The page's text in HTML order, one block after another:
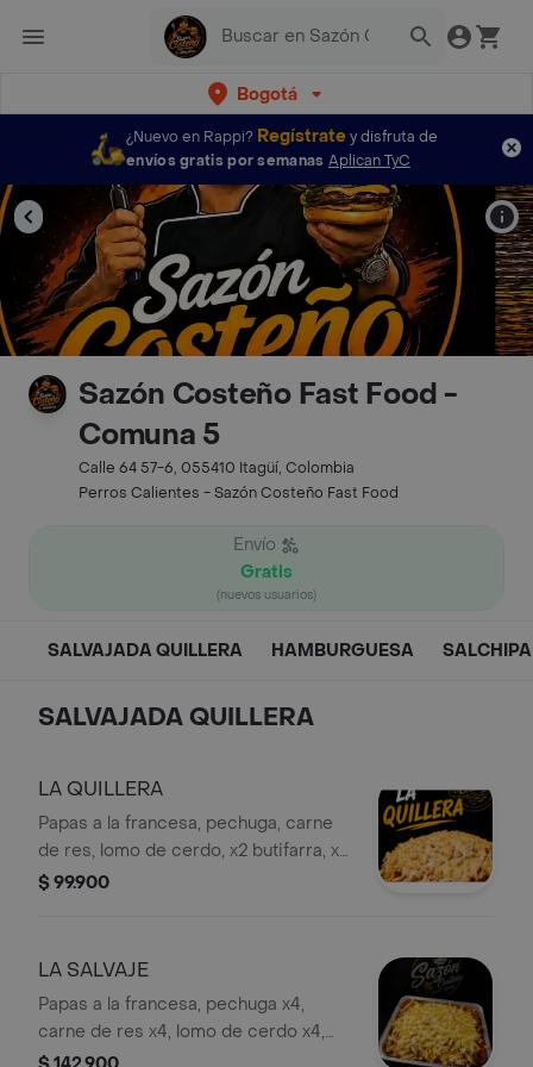
Bogotá
¿Nuevo en Rappi? Regístratey disfruta de
envíos gratis por semanas Aplican TyC
Sazón Costeño Fast Food -
Comuna 5
Calle 64 57-6, 055410 Itagüí, Colombia
Perros Calientes - Sazón Costeño Fast Food
Envío
Gratis
(nuevos usuarios)
SALVAJADA QUILLERA HAMBURGUESA
SALVAJADA QUILLERA
LA QUILLERA
Papas a la francesa, pechuga, carne
de res, lomo de cerdo, x2 butifarra, x2
chorizos, x2 salchichas americanas,
extremo
$ 99.900
LA SALVAJE
Papas a la francesa, pechuga x4,
carne de res x4, lomo de cerdo x4,
butifarra x4, chorizos x4, salchichas